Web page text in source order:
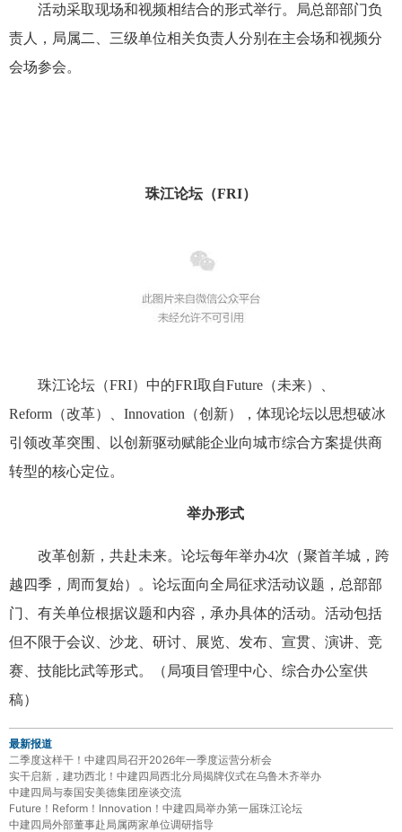
活动采取现场和视频相结合的形式举行。局总部部门负
责人，局属二、三级单位相关负责人分别在主会场和视频分
会场参会。
珠江论坛（FRI）
珠江论坛（FRI）中的FRI取自Future（未来）、
Reform（改革）、Innovation（创新），体现论坛以思想破冰
引领改革突围、以创新驱动赋能企业向城市综合方案提供商
转型的核心定位。
举办形式
改革创新，共赴未来。论坛每年举办4次（聚首羊城，跨
越四季，周而复始）。论坛面向全局征求活动议题，总部部
门、有关单位根据议题和内容，承办具体的活动。活动包括
但不限于会议、沙龙、研讨、展览、发布、宣贯、演讲、竞
赛、技能比武等形式。（局项目管理中心、综合办公室供
稿）
最新报道
二季度这样干！中建四局召开2026年一季度运营分析会
实干启新，建功西北！中建四局西北分局揭牌仪式在乌鲁木齐举办
中建四局与泰国安美德集团座谈交流
Future！Reform！Innovation！中建四局举办第一届珠江论坛
中建四局外部董事赴局属两家单位调研指导